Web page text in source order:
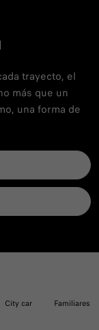
trayecto, el
más que un
una forma de
City car Familiares